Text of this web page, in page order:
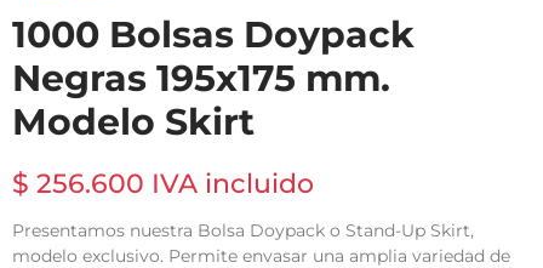
1000 Bolsas Doypack
Negras 195x175 mm.
Modelo Skirt
$ 256.600 IVA incluido
Presentamos nuestra Bolsa Doypack o Stand-Up Skirt,
modelo exclusivo. Permite envasar una amplia variedad de